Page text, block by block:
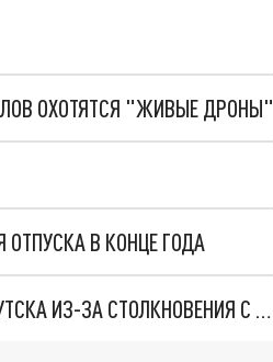
ОХОТЯТСЯ "ЖИВЫЕ ДРОНЫ"
В КОНЦЕ ГОДА
ЛЕТЕВШИЙ ВО ВЬЕТНАМ САМОЛЕТ ВЕРНУЛСЯ В АЭРОПОРТ ИРКУТСКА ИЗ-ЗА СТОЛКНОВЕНИЯ С ПТИЦЕЙ